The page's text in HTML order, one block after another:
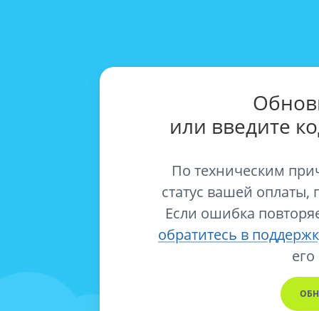
или введите
По техническим
статус вашей оплаты,
Если ошибка
обратитесь в
его